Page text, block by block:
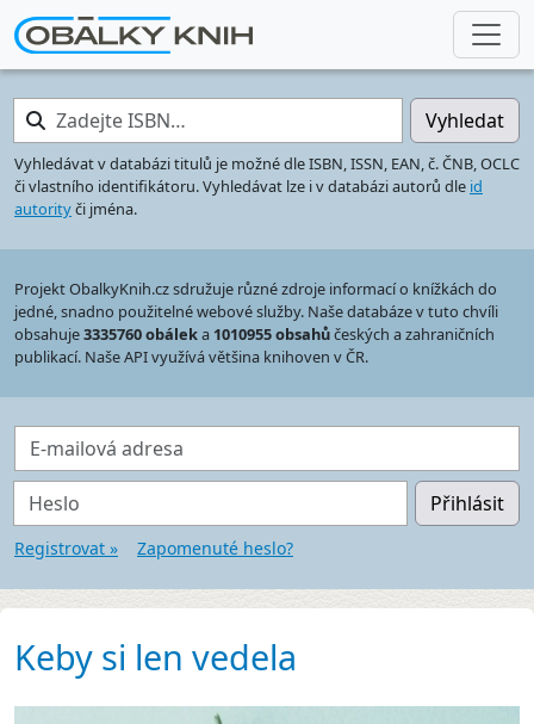
Zadejte ISBN… Vyhledat
Vyhledávat v databázi titulů je možné dle ISBN, ISSN, EAN, č. ČNB, OCLC
či vlastního identifikátoru. Vyhledávat lze i v databázi autorů dle id
autorityči jména.
Projekt ObalkyKnih.cz sdružuje různé zdroje informací o knížkách do
jedné, snadno použitelné webové služby. Naše databáze v tuto chvíli
obsahuje3335760 obáleka 1010955 obsahůčeských a zahraničních
publikací. Naše API využívá většina knihoven v ČR.
E-mailová adresa
Heslo Přihlásit
Registrovat » Zapomenuté heslo?
Keby si len vedela